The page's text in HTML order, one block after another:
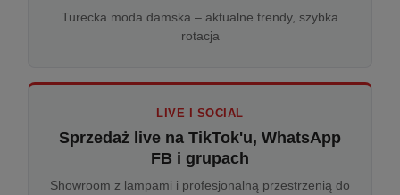
Turecka moda damska – aktualne trendy, szybka
rotacja
LIVE I SOCIAL
Sprzedaż live na TikTok'u, WhatsApp
FB i grupach
Showroom z lampami i profesjonalną przestrzenią do